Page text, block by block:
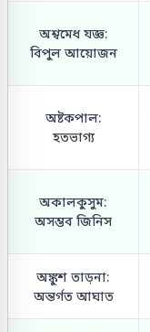
অশ্বমেধ যজ্ঞ:
বিপুল আয়োজন
অষ্টকপাল:
হতভাগ্য
অকালকুসুম:
অসম্ভব জিনিস
অঙ্কুশ তাড়না:
অন্তর্গত আঘাত